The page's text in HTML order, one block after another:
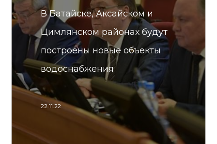
В Батайске, Аксайском и
Цимлянском районах будут
построены новые объекты
водоснабжения
22.11.22